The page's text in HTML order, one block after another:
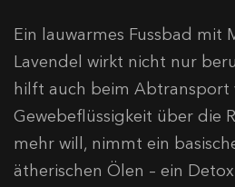
Ein lauwarmes Fussbad mit
Lavendel wirkt nicht nur
hilft auch beim Abtransport
Gewebeflüssigkeit über die
mehr will, nimmt ein
ätherischen Ölen – ein